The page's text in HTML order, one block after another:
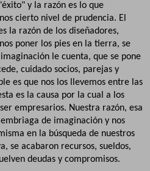
y la razón es lo que
cierto nivel de prudencia. El
la razón de los diseñadores,
poner los pies en la tierra, se
le cuenta, que se pone
cuidado socios, parejas y
es que nos los llevemos entre las
es la causa por la cual a los
empresarios. Nuestra razón, esa
de imaginación y nos
en la búsqueda de nuestros
se acabaron recursos, sueldos,
deudas y compromisos.